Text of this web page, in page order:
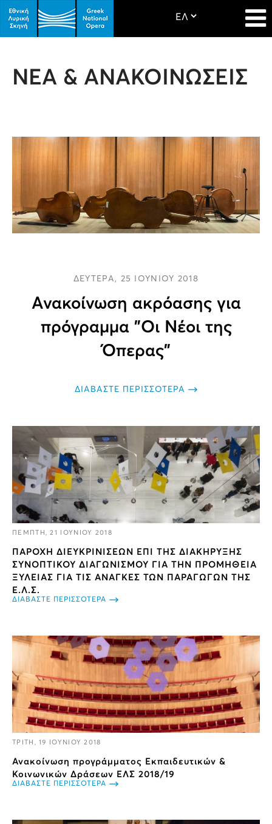
ΝΕΑ & ΑΝΑΚΟΙΝΩΣΕΙΣ
ΔΕΥΤΕΡΑ, 25 ΙΟΥΝΙΟΥ 2018
Ανακοίνωση ακρόασης για
πρόγραμμα "Οι Νέοι της
Όπερας"
ΔΙΑΒΑΣΤΕ ΠΕΡΙΣΣΟΤΕΡΑ
ΠΕΜΠΤΗ, 21 ΙΟΥΝΙΟΥ 2018
ΠΑΡΟΧΗ ΔΙΕΥΚΡΙΝΙΣΕΩΝ ΕΠΙ ΤΗΣ ΔΙΑΚΗΡΥΞΗΣ
ΣΥΝΟΠΤΙΚΟΥ ΔΙΑΓΩΝΙΣΜΟΥ ΓΙΑ ΤΗΝ ΠΡΟΜΗΘΕΙΑ
ΞΥΛΕΙΑΣ ΓΙΑ ΤΙΣ ΑΝΑΓΚΕΣ ΤΩΝ ΠΑΡΑΓΩΓΩΝ ΤΗΣ
Ε.Λ.Σ.
ΔΙΑΒΑΣΤΕ ΠΕΡΙΣΣΟΤΕΡΑ
ΤΡΙΤΗ, 19 ΙΟΥΝΙΟΥ 2018
Ανακοίνωση προγράμματος Εκπαιδευτικών &
Κοινωνικών Δράσεων ΕΛΣ​ 2018/19
ΔΙΑΒΑΣΤΕ ΠΕΡΙΣΣΟΤΕΡΑ